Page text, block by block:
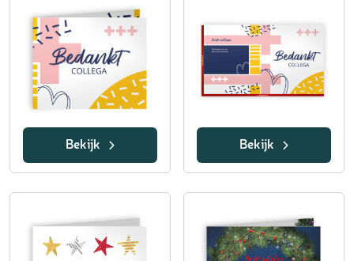
Bekijk Bekijk